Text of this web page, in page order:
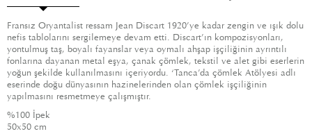
Fransız Oryantalist ressam Jean Discart 1920’ye kadar zengin ve ışık dolu
nefis tablolarını sergilemeye devam etti. Discart’ın kompozisyonları,
yontulmuş taş, boyalı fayanslar veya oymalı ahşap işçiliğinin ayrıntılı
fonlarına dayanan metal eşya, çanak çömlek, tekstil ve alet gibi eserlerin
yoğun şekilde kullanılmasını içeriyordu. ‘Tanca’da çömlek Atölyesi adlı
eserinde doğu dünyasının hazinelerinden olan çömlek işçiliğinin
yapılmasını resmetmeye çalışmıştır.
%100 İpek
50x50 cm